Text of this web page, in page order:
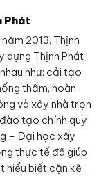
Phát
2013, Thịnh
dựng Thịnh Phát
như: cải tạo
thấm, hoàn
và xây nhà trọn
tạo chính quy
– Đại học xây
thực tế đã giúp
hiểu biết cặn kẽ